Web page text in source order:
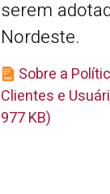
serem
Nordeste.
Sobre a
Clientes e
977 KB)